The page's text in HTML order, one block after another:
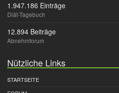
1.947.186 Einträge
Diät-Tagebuch
12.894 Beiträge
Abnehmforum
Nützliche Links
STARTSEITE